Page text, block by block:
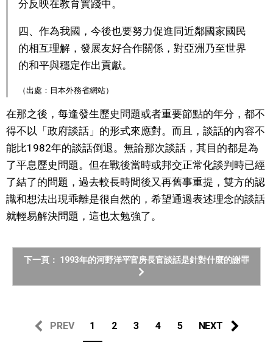
分反映在教育實踐中。
四、作為我國，今後也要努力促進同近鄰國家國民
的相互理解，發展友好合作關係，對亞洲乃至世界
的和平與穩定作出貢獻。
（出處：日本外務省網站）
在那之後，每逢發生歷史問題或者重要節點的年分，都不
得不以「政府談話」的形式來應對。而且，談話的內容不
能比1982年的談話倒退。無論那次談話，其目的都是為
了平息歷史問題。但在戰後當時或邦交正常化談判時已經
了結了的問題，過去較長時間後又再舊事重提，雙方的認
識和想法出現乖離是很自然的，希望通過表述理念的談話
就輕易解決問題，這也太勉強了。
下一頁： 1993年的河野洋平官房長官談話是針對什麼的謝罪
PREV 1 2 3 4 5 NEXT